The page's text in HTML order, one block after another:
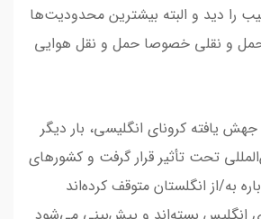
را دید و البته بیشترین محدودیت‌ها
و نقلی خصوصا حمل و نقل هوایی
یافته کرونای انگلیسی، بار دیگر
تحت تأثیر قرار گرفت و کشورهای
به/از انگلستان متوقف کرده‌اند